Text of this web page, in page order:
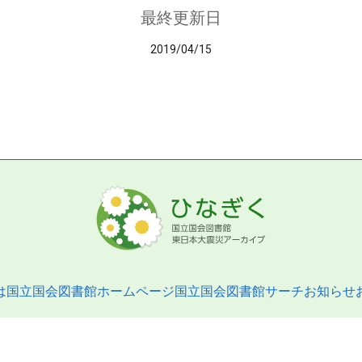
最終更新日
2019/04/15
国立国会図書館ホームページ国立国会図書館サーチお知らせ